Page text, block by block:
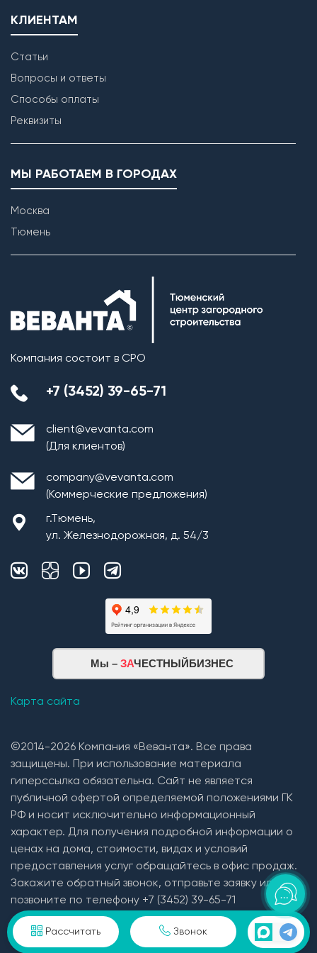
Рассчитать Звонок
КЛИЕНТАМ
Статьи
Вопросы и ответы
Способы оплаты
Реквизиты
МЫ РАБОТАЕМ В ГОРОДАХ
Москва
Тюмень
Компания состоит в СРО
+7 (3452) 39-65-71
client@vevanta.com
(Для клиентов)
company@vevanta.com
(Коммерческие предложения)
г.Тюмень,
ул. Железнодорожная, д. 54/3
Мы – ЗАЧЕСТНЫЙБИЗНЕС
Карта сайта
©2014-2026 Компания «Веванта». Все права
защищены. При использование материала
гиперссылка обязательна. Сайт не является
публичной офертой определяемой положениями ГК
РФ и носит исключительно информационный
характер. Для получения подробной информации о
ценах на дома, стоимости, видах и условий
предоставления услуг обращайтесь в офис продаж.
Закажите обратный звонок, отправьте заявку или
позвоните по телефону +7 (3452) 39-65-71
Пользовательское соглашение и политика
конфиденциальности в отношении персональных